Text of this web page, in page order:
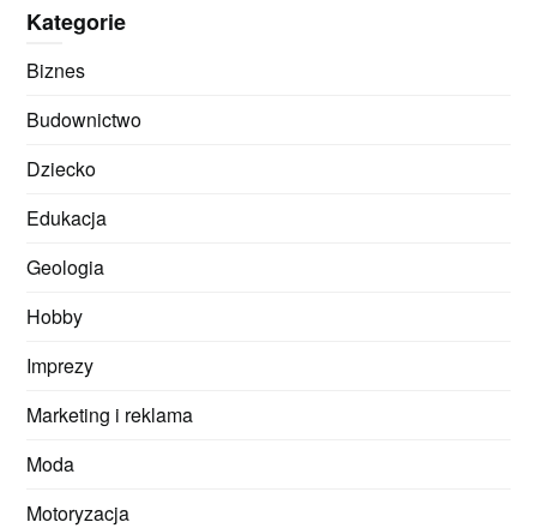
Kategorie
Biznes
Budownictwo
Dziecko
Edukacja
Geologia
Hobby
Imprezy
Marketing i reklama
Moda
Motoryzacja